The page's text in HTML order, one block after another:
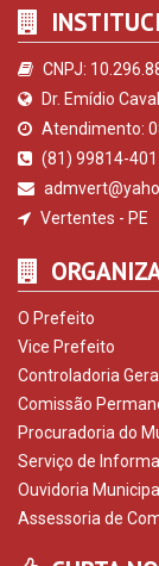
CNPJ:
Dr. Emídio
Atendimento:
(81) 99814-
Vertentes - PE
O Prefeito
Vice Prefeito
Controladoria
Comissão
Procuradoria do
Serviço de
Ouvidoria Municipal
Assessoria de